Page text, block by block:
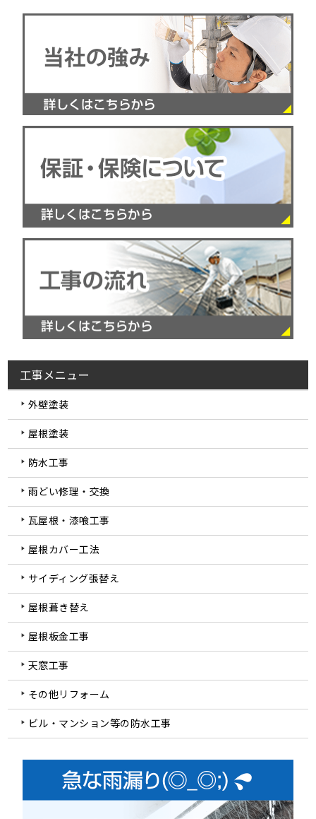
工事メニュー
外壁塗装
屋根塗装
防水工事
雨どい修理・交換
瓦屋根・漆喰工事
屋根カバー工法
サイディング張替え
屋根葺き替え
屋根板金工事
天窓工事
その他リフォーム
ビル・マンション等の防水工事